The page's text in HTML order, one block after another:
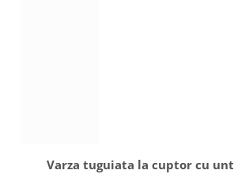
Varza tuguiata la cuptor cu